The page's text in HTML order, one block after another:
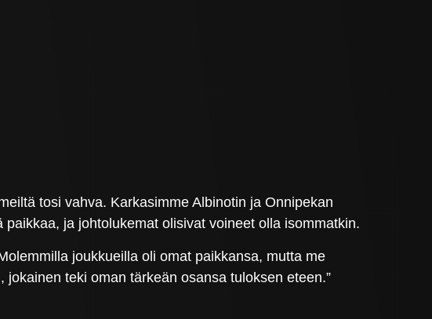
tosi vahva. Karkasimme Albinotin ja Onnipekan
ja johtolukemat olisivat voineet olla isommatkin.
joukkueilla oli omat paikkansa, mutta me
teki oman tärkeän osansa tuloksen eteen.”